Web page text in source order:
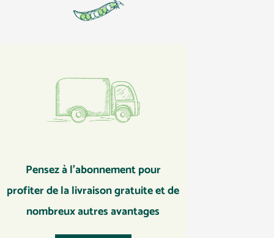
Pensez à l’abonnement pour
profiter de la livraison gratuite et de
nombreux autres avantages